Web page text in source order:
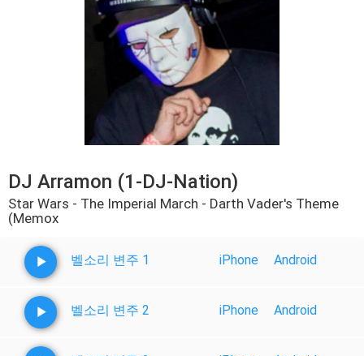
DJ Arramon (1-DJ-Nation)
Star Wars - The Imperial March - Darth Vader's Theme
(Memox
벨소리 변주 1 iPhone Android
벨소리 변주 2 iPhone Android